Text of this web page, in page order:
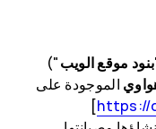
بنود موقع الويب")
الموجودة على
]